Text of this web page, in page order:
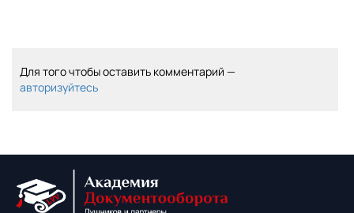
Для того чтобы оставить комментарий —
авторизуйтесь